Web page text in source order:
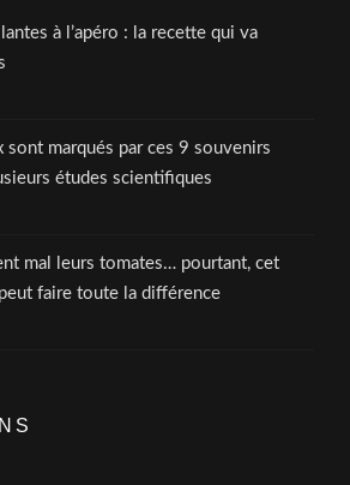
à l’apéro : la recette qui va
sont marqués par ces 9 souvenirs
études scientifiques
mal leurs tomates… pourtant, cet
faire toute la différence